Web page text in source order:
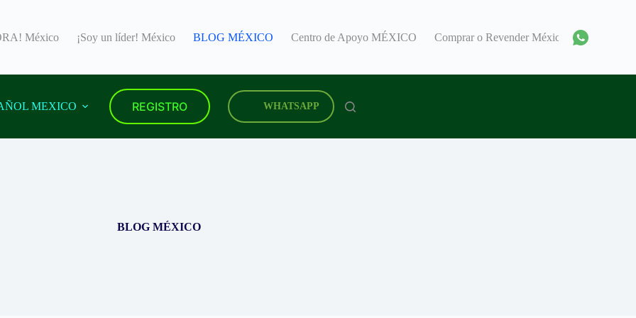
México ¡Soy un líder! México BLOG MÉXICO Centro de Apoyo MÉXICO Comprar o Revender México Encuentra
MEXICO REGISTRO WHATSAPP
BLOG MÉXICO